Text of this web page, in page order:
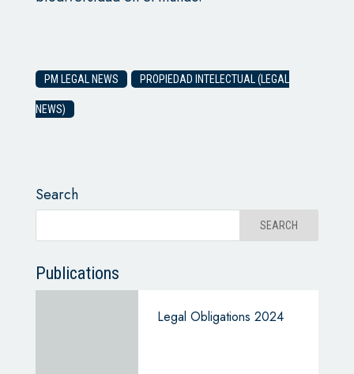
PM LEGAL NEWS PROPIEDAD INTELECTUAL (LEGAL
NEWS)
Search
Publications
Legal Obligations 2024